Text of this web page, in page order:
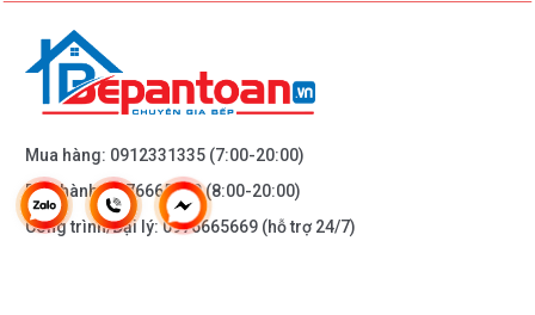
Mua hàng: 0912331335 (7:00-20:00)
Bảo hành:0976665669(8:00-20:00)
Công trình/Đại lý:0976665669 (hỗ trợ 24/7)